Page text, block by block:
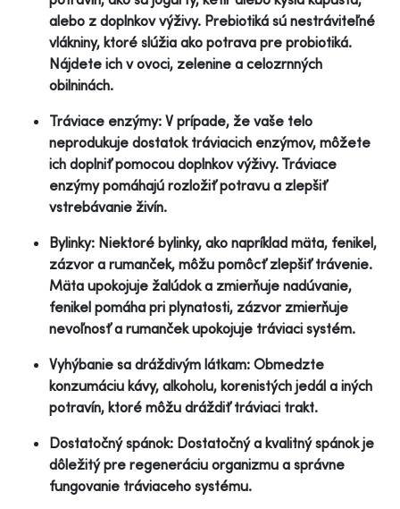
alebo z doplnkov výživy. Prebiotiká sú nestráviteľné
vlákniny, ktoré slúžia ako potrava pre probiotiká.
Nájdete ich v ovoci, zelenine a celozrnných
obilninách.
Tráviace enzýmy: V prípade, že vaše telo
neprodukuje dostatok tráviacich enzýmov, môžete
ich doplniť pomocou doplnkov výživy. Tráviace
enzýmy pomáhajú rozložiť potravu a zlepšiť
vstrebávanie živín.
Bylinky: Niektoré bylinky, ako napríklad mäta, fenikel,
zázvor a rumanček, môžu pomôcť zlepšiť trávenie.
Mäta upokojuje žalúdok a zmierňuje nadúvanie,
fenikel pomáha pri plynatosti, zázvor zmierňuje
nevoľnosť a rumanček upokojuje tráviaci systém.
Vyhýbanie sa dráždivým látkam: Obmedzte
konzumáciu kávy, alkoholu, korenistých jedál a iných
potravín, ktoré môžu dráždiť tráviaci trakt.
Dostatočný spánok: Dostatočný a kvalitný spánok je
dôležitý pre regeneráciu organizmu a správne
fungovanie tráviaceho systému.